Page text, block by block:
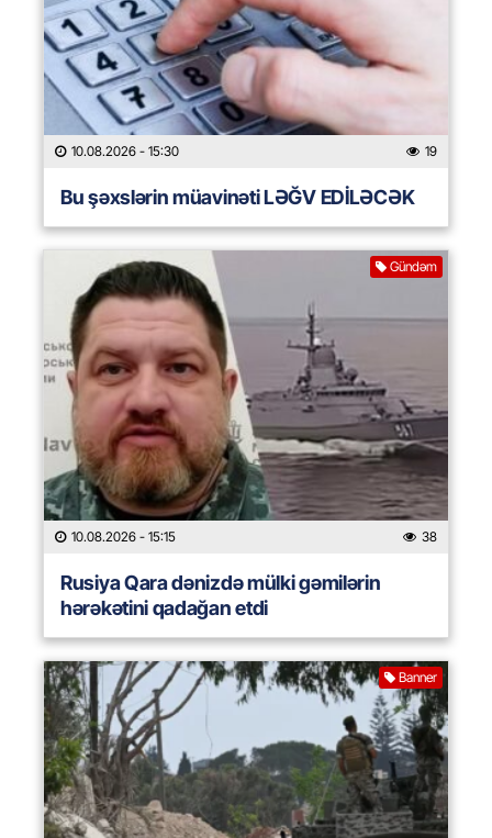
10.08.2026 - 15:30 19
Bu şəxslərin müavinəti LƏĞV EDİLƏCƏK
Gündəm
10.08.2026 - 15:15 38
Rusiya Qara dənizdə mülki gəmilərin
hərəkətini qadağan etdi
Banner